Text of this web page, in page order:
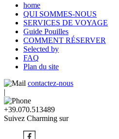
home
QUI SOMMES-NOUS
SERVICES DE VOYAGE
Guide Pouilles
COMMENT RÉSERVER
Selected by
FAQ
Plan du site
contactez-nous
|
+39.070.513489
Suivez Charming sur